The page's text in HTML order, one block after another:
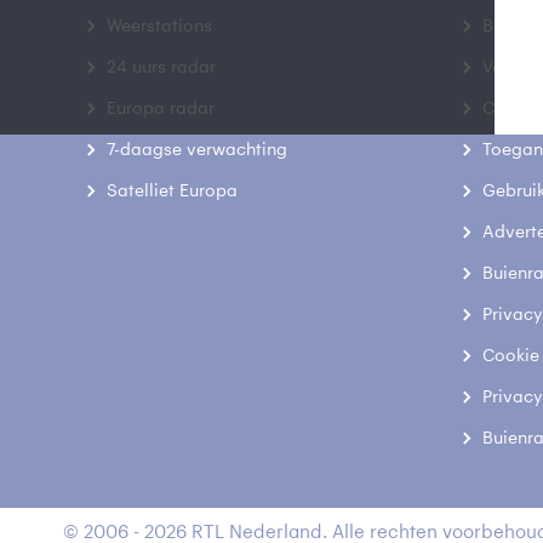
Weerstations
24 uurs radar
Europa radar
7-daagse verwachting
Satelliet Europa
Contact
© 2006 - 2026 RTL Nederland. Alle rechten